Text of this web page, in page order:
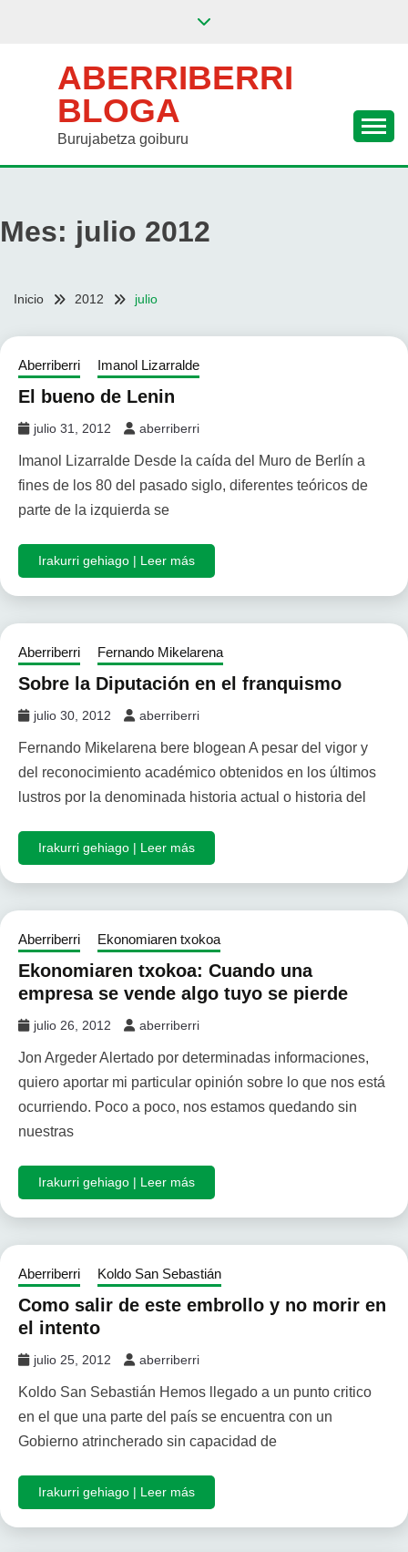
ABERRIBERRI
BLOGA
Burujabetza goiburu
Mes: julio 2012
Inicio 2012 julio
Aberriberri Imanol Lizarralde
El bueno de Lenin
julio 31, 2012 aberriberri
Imanol Lizarralde Desde la caída del Muro de Berlín a
fines de los 80 del pasado siglo, diferentes teóricos de
parte de la izquierda se
Irakurri gehiago | Leer más
Aberriberri Fernando Mikelarena
Sobre la Diputación en el franquismo
julio 30, 2012 aberriberri
Fernando Mikelarena bere blogean A pesar del vigor y
del reconocimiento académico obtenidos en los últimos
lustros por la denominada historia actual o historia del
Irakurri gehiago | Leer más
Aberriberri Ekonomiaren txokoa
Ekonomiaren txokoa: Cuando una
empresa se vende algo tuyo se pierde
julio 26, 2012 aberriberri
Jon Argeder Alertado por determinadas informaciones,
quiero aportar mi particular opinión sobre lo que nos está
ocurriendo. Poco a poco, nos estamos quedando sin
nuestras
Irakurri gehiago | Leer más
Aberriberri Koldo San Sebastián
Como salir de este embrollo y no morir en
el intento
julio 25, 2012 aberriberri
Koldo San Sebastián Hemos llegado a un punto critico
en el que una parte del país se encuentra con un
Gobierno atrincherado sin capacidad de
Irakurri gehiago | Leer más